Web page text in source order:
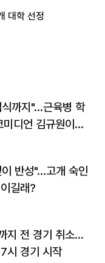
대학 선정
까지"…근육병 학
디언 김규원이었
반성"…고개 숙인
길래?
지 전 경기 취소…
시 경기 시작